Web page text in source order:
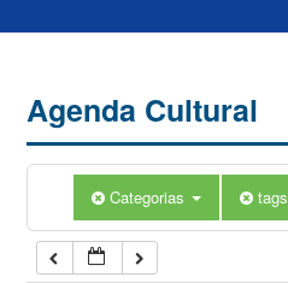
Agenda Cultural
Categorias tags
5:00
7:00